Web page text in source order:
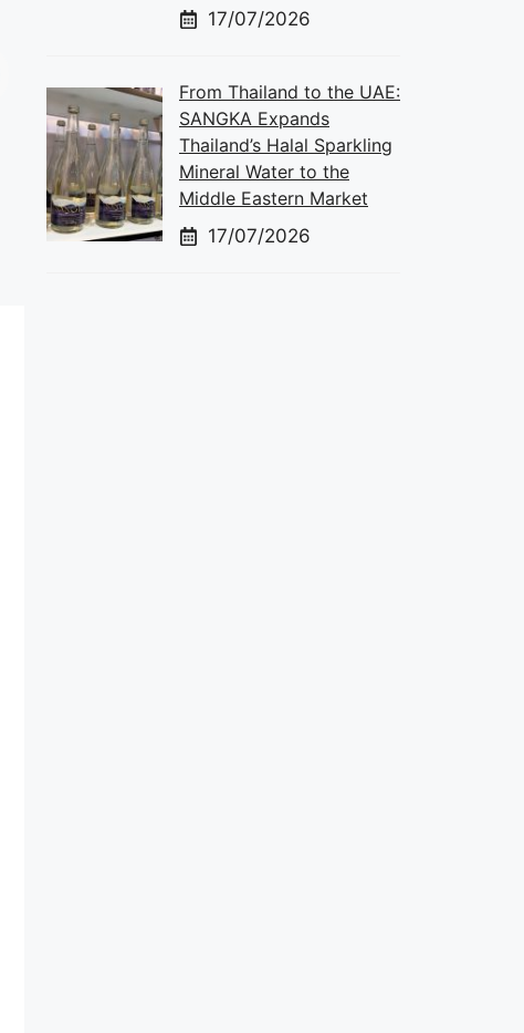
17/07/2026
From Thailand to the UAE:
SANGKA Expands
Thailand’s Halal Sparkling
Mineral Water to the
Middle Eastern Market
17/07/2026